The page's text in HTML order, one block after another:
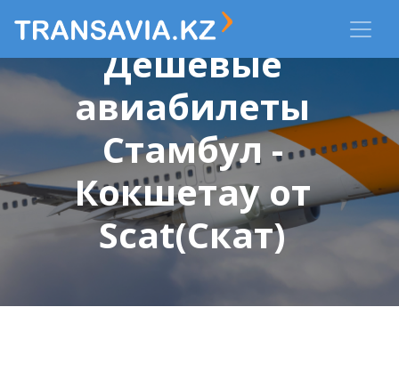
Дешевые
авиабилеты
Стамбул -
Кокшетау от
Scat(Скат)